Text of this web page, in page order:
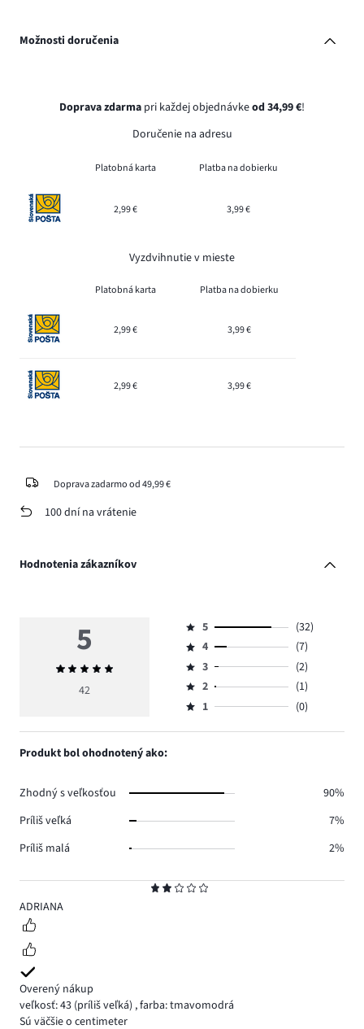
Možnosti doručenia
Doprava zdarma pri každej objednávkeod 34,99 €!
Doručenie na adresu
Platobná karta Platba na dobierku
2,99 € 3,99 €
Vyzdvihnutie v mieste
Platobná karta Platba na dobierku
2,99 € 3,99 €
2,99 € 3,99 €
Doprava zadarmo od 49,99 €
100 dní na vrátenie
Hodnotenia zákazníkov
2
ADRIANA
Overený nákup
veľkosť: 43 (príliš veľká) ,farba: tmavomodrá
Sú väčšie o centimeter
5
Priemerné
hodnotenie
42
Hodnotenie
5,
počet
hlasov
32.
5
(32)
Hodnotenie
4,
počet
hlasov
4
(7)
Hodnotenie
3,
počet
3
(2)
Hodnotenie
2,
2
(1)
Hodnotenie
1,
1 (0)
Produkt bol ohodnotený ako:
Zhodný s veľkosťou
90%
Príliš veľká
7%
Príliš malá
2%